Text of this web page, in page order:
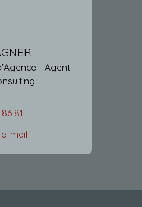
- Agent
- Consulting
81
mail